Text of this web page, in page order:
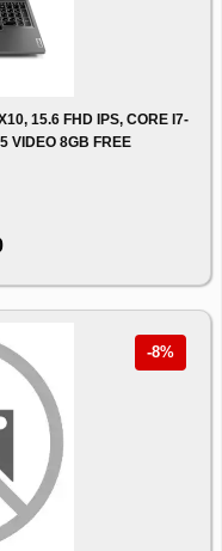
15.6 FHD IPS, CORE I7-
VIDEO 8GB FREE
-8%